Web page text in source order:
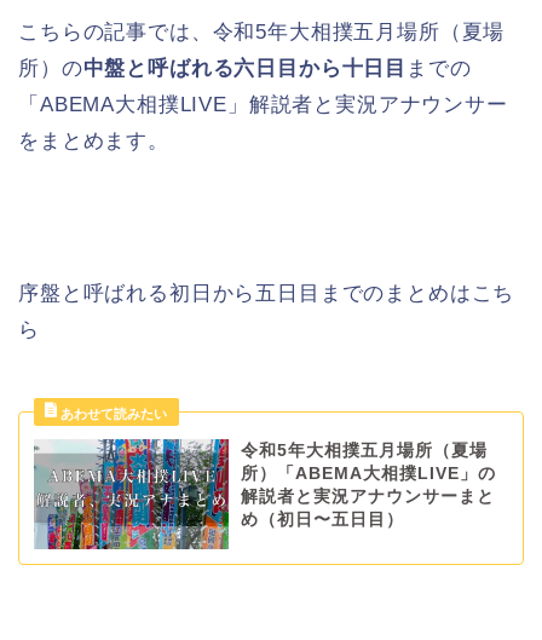
こちらの記事では、令和5年大相撲五月場所（夏場
所）の中盤と呼ばれる六日目から十日目 までの
「ABEMA大相撲LIVE」解説者と実況アナウンサー
をまとめます。
序盤と呼ばれる初日から五日目までのまとめはこち
ら
令和5年大相撲五月場所（夏場
所）「ABEMA大相撲LIVE」の
解説者と実況アナウンサーまと
め（初日〜五日目）